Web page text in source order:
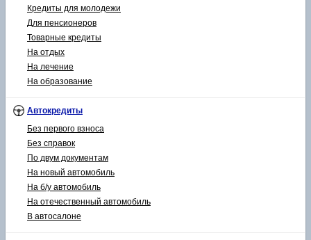
Кредиты для молодежи
Для пенсионеров
Товарные кредиты
На отдых
На лечение
На образование
Автокредиты
Без первого взноса
Без справок
По двум документам
На новый автомобиль
На б/у автомобиль
На отечественный автомобиль
В автосалоне